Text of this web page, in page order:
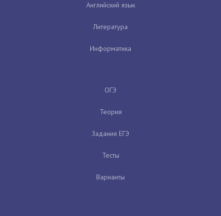
Английский язык
Литература
Информатика
ОГЭ
Теория
Задания ЕГЭ
Тесты
Варианты